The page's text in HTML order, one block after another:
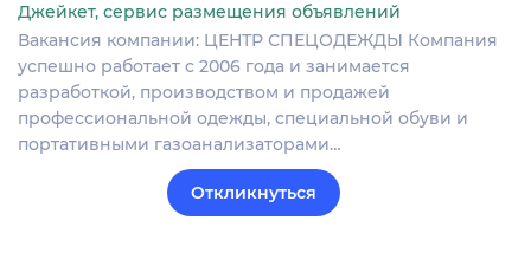
Джейкет, сервис размещения объявлений
Вакансия компании: ЦЕНТР СПЕЦОДЕЖДЫ Компания
успешно работает с 2006 года и занимается
разработкой, производством и продажей
профессиональной одежды, специальной обуви и
портативными газоанализаторами…
Откликнуться